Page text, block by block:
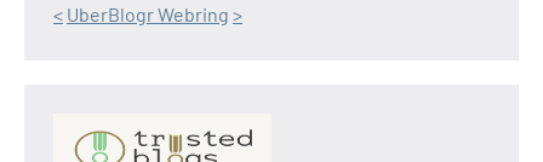
< UberBlogr Webring >